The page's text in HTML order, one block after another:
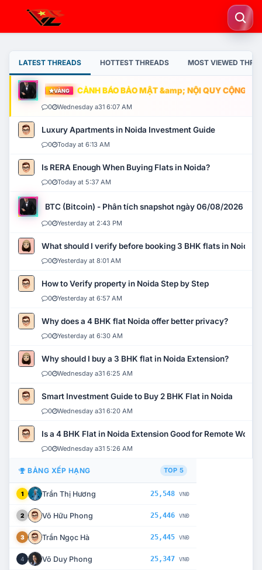
LATEST THREADS HOTTEST THREADS MOST VIEWED
VÀNG CẢNH BÁO BẢO MẬT &amp; NỘI QUY CỘNG
0 Wednesday a31 6:07 AM
Luxury Apartments in Noida Investment Guide
0 Today at 6:13 AM
Is RERA Enough When Buying Flats in Noida?
0 Today at 5:37 AM
BTC (Bitcoin) - Phân tích snapshot ngày 06/08/2026
0 Yesterday at 2:43 PM
What should I verify before booking 3 BHK flats in Noida?
0 Yesterday at 8:01 AM
How to Verify property in Noida Step by Step
0 Yesterday at 6:57 AM
Why does a 4 BHK flat Noida offer better privacy?
0 Yesterday at 6:30 AM
Why should I buy a 3 BHK flat in Noida Extension?
0 Wednesday a31 6:25 AM
Smart Investment Guide to Buy 2 BHK Flat in Noida
0 Wednesday a31 6:20 AM
Is a 4 BHK Flat in Noida Extension Good for Remote Work?
0 Wednesday a31 5:26 AM
BẢNG XẾP HẠNG TOP 5
1 Trần Thị Hương 25,548 VNĐ
2 Võ Hữu Phong 25,446 VNĐ
3 Trần Ngọc Hà 25,445 VNĐ
4 Võ Duy Phong 25,347 VNĐ